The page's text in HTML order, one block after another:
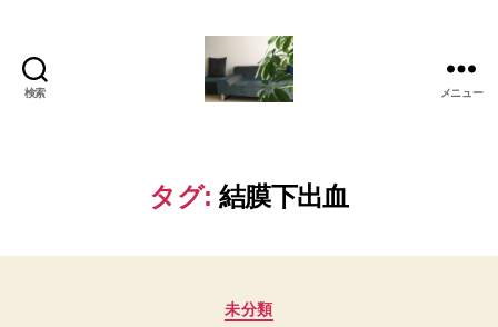
検索
美
(お
も
あ
メニュー
タグ: 結膜下出血
カ
未分類